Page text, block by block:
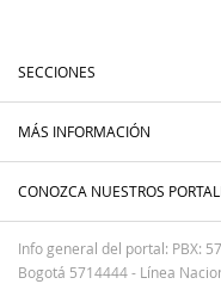
SECCIONES
MÁS INFORMACIÓN
CONOZCA NUESTROS
Info general del portal: PBX:
Bogotá 5714444 - Línea